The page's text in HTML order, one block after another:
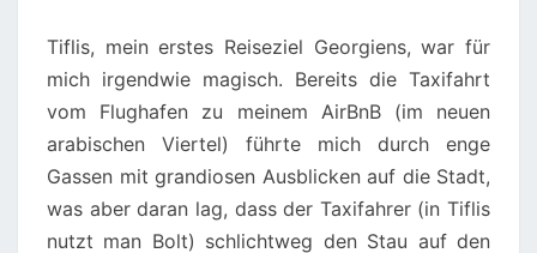
Tiflis, mein erstes Reiseziel Georgiens, war für
mich irgendwie magisch. Bereits die Taxifahrt
vom Flughafen zu meinem AirBnB (im neuen
arabischen Viertel) führte mich durch enge
Gassen mit grandiosen Ausblicken auf die Stadt,
was aber daran lag, dass der Taxifahrer (in Tiflis
nutzt man Bolt) schlichtweg den Stau auf den